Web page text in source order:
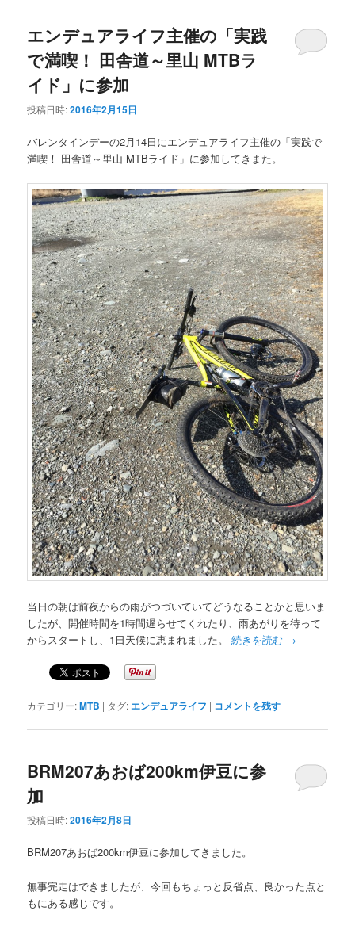
エンデュアライフ主催の「実践
で満喫！ 田舎道～里山 MTBラ
イド」に参加
投稿日時:2016年2月15日
バレンタインデーの2月14日にエンデュアライフ主催の「実践で
満喫！ 田舎道～里山 MTBライド」に参加してきまた。
当日の朝は前夜からの雨がつづいていてどうなることかと思いま
したが、開催時間を1時間遅らせてくれたり、雨あがりを待って
からスタートし、1日天候に恵まれました。続きを読む →
カテゴリー:MTB | タグ: エンデュアライフ | コメントを残す
BRM207あおば200km伊豆に参
加
投稿日時:2016年2月8日
BRM207あおば200km伊豆に参加してきました。
無事完走はできましたが、今回もちょっと反省点、良かった点と
もにある感じです。